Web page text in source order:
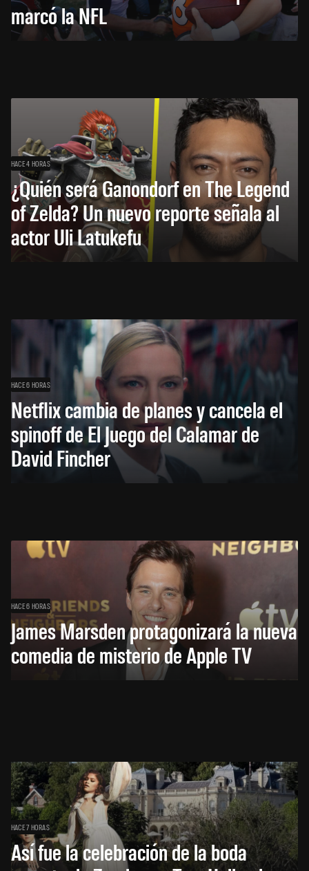
marcó la NFL
HACE 4 HORAS
¿Quién será Ganondorf en The Legend
of Zelda? Un nuevo reporte señala al
actor Uli Latukefu
HACE 6 HORAS
Netflix cambia de planes y cancela el
spinoff de El Juego del Calamar de
David Fincher
HACE 6 HORAS
James Marsden protagonizará la nueva
comedia de misterio de Apple TV
HACE 7 HORAS
Así fue la celebración de la boda